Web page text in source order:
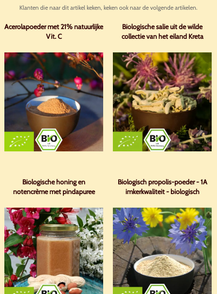
Klanten die naar dit artikel keken, keken ook naar de volgende artikelen.
Acerolapoeder met 21% natuurlijke
Vit. C
Biologische salie uit de wilde
collectie van het eiland Kreta
Biologische honing en
notencrème met pindapuree
Biologisch propolis-poeder - 1A
imkerkwaliteit - biologisch